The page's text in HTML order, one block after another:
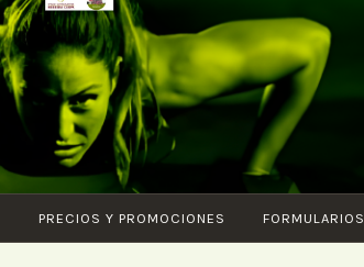
CENTRO DE
ENTRENAMIENTO
DEPORTIVO
ARUCAS
Piscina –
Fitness –
Entrenamiento
funcional –
Karate –
PRECIOS Y PROMOCIONES FORMULARIOS